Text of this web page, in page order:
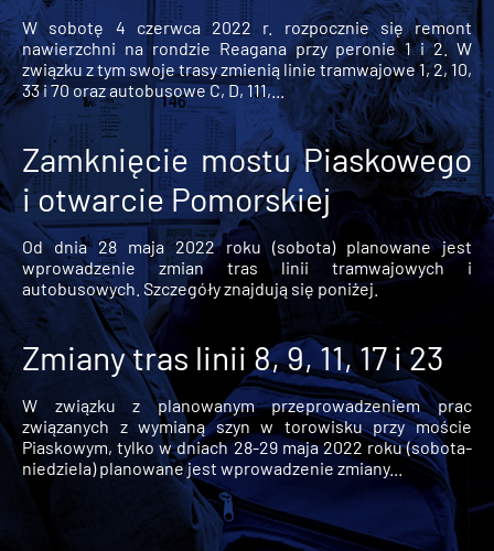
W sobotę 4 czerwca 2022 r. rozpocznie się remont
nawierzchni na rondzie Reagana przy peronie 1 i 2. W
związku z tym swoje trasy zmienią linie tramwajowe 1, 2, 10,
33 i 70 oraz autobusowe C, D, 111,...
Zamknięcie mostu Piaskowego
i otwarcie Pomorskiej
Od dnia 28 maja 2022 roku (sobota) planowane jest
wprowadzenie zmian tras linii tramwajowych i
autobusowych. Szczegóły znajdują się poniżej.
Zmiany tras linii 8, 9, 11, 17 i 23
W związku z planowanym przeprowadzeniem prac
związanych z wymianą szyn w torowisku przy moście
Piaskowym, tylko w dniach 28-29 maja 2022 roku (sobota-
niedziela) planowane jest wprowadzenie zmiany...